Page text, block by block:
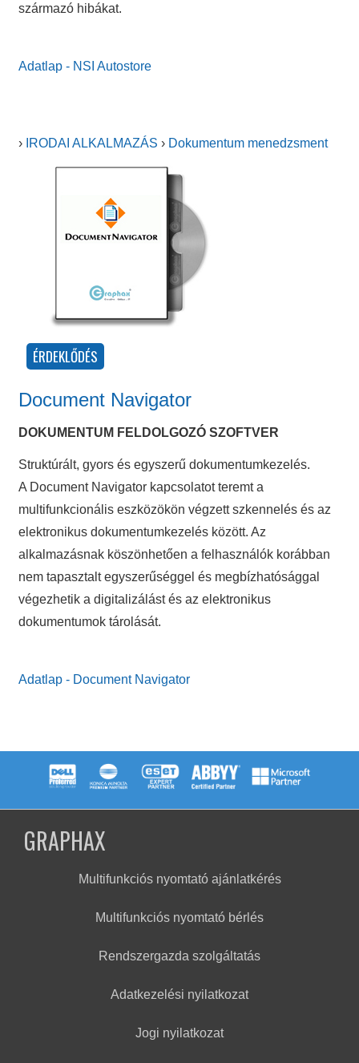
származó hibákat.
Adatlap - NSI Autostore
› IRODAI ALKALMAZÁS › Dokumentum menedzsment
Document Navigator
DOKUMENTUM FELDOLGOZÓ SZOFTVER
Struktúrált, gyors és egyszerű dokumentumkezelés.
A Document Navigator kapcsolatot teremt a
multifunkcionális eszközökön végzett szkennelés és az
elektronikus dokumentumkezelés között. Az
alkalmazásnak köszönhetően a felhasználók korábban
nem tapasztalt egyszerűséggel és megbízhatósággal
végezhetik a digitalizálást és az elektronikus
dokumentumok tárolását.
Adatlap - Document Navigator
GRAPHAX
Multifunkciós nyomtató ajánlatkérés
Multifunkciós nyomtató bérlés
Rendszergazda szolgáltatás
Adatkezelési nyilatkozat
Jogi nyilatkozat